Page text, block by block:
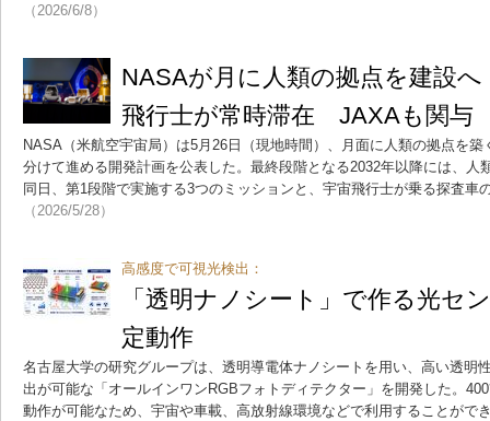
（2026/6/8）
NASAが月に人類の拠点を建設
飛行士が常時滞在 JAXAも関与
NASA（米航空宇宙局）は5月26日（現地時間）、月面に人類の拠点を
分けて進める開発計画を公表した。最終段階となる2032年以降には、人
同日、第1段階で実施する3つのミッションと、宇宙飛行士が乗る探査車
（2026/5/28）
高感度で可視光検出：
「透明ナノシート」で作る光
定動作
名古屋大学の研究グループは、透明導電体ナノシートを用い、高い透明
出が可能な「オールインワンRGBフォトディテクター」を開発した。
動作が可能なため、宇宙や車載、高放射線環境などで利用することがで